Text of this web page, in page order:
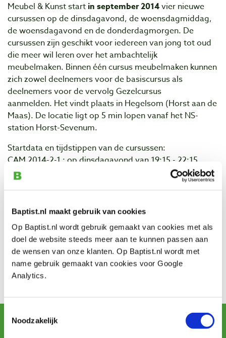
Baptist.nl maakt gebruik van cookies
Op Baptist.nl wordt gebruik gemaakt van cookies met als
doel de website steeds meer aan te kunnen passen aan
de wensen van onze klanten. Op Baptist.nl wordt met
name gebruik gemaakt van cookies voor Google
Analytics.
Noodzakelijk
Meubel & Kunst start in september 2014vier nieuwe
cursussen op de dinsdagavond, de woensdagmiddag,
de woensdagavond en de donderdagmorgen. De
cursussen zijn geschikt voor iedereen van jong tot oud
die meer wil leren over het ambachtelijk
meubelmaken. Binnen één cursus meubelmaken kunnen
zich zowel deelnemers voor de basiscursus als
deelnemers voor de vervolg Gezelcursus
aanmelden. Het vindt plaats in Hegelsom (Horst aan de
Maas). De locatie ligt op 5 min lopen vanaf het NS-
station Horst-Sevenum.
Startdata en tijdstippen van de cursussen:
CAM 2014-2-1 : op dinsdagavond van 19:15 - 22:15
CAM 2014-2-2 : op woensdagmiddag van 13:00 -16.00
CAM 2014-2-3 : op woensdagavond van 19:15 - 22:15
Contact
Phone: 06 5758 1653
Address: St. Jorisweg 8
City: Hegelsom (Horst aan de Maas)
Op de website van Meubel & Kunst vindt u alle
Sign up for our newsletter
and receive offers, new products and tips.